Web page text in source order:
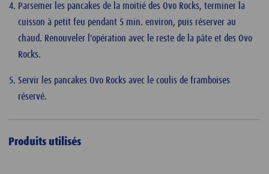
Parsemer les pancakes de la moitié des Ovo Rocks, terminer la
cuisson à petit feu pendant 5 min. environ, puis réserver au
chaud. Renouveler l'opération avec le reste de la pâte et des Ovo
Rocks.
Servir les pancakes Ovo Rocks avec le coulis de framboises
réservé.
Produits utilisés